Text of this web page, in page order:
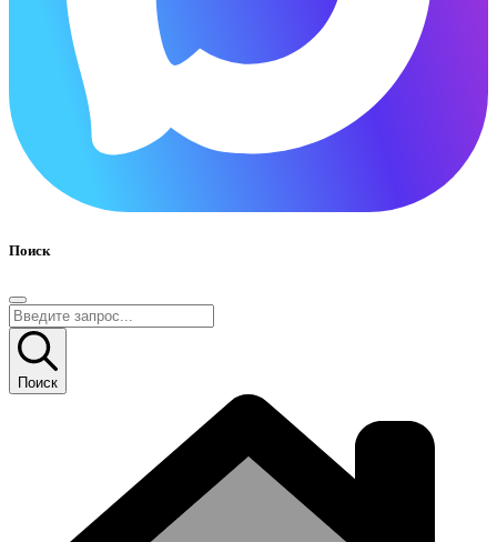
Поиск
Поиск